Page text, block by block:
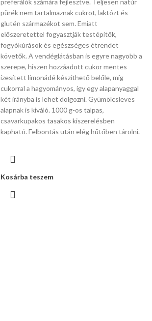
preferálók számára fejlesztve. Teljesen natúr
pürék nem tartalmaznak cukrot, laktózt és
glutén származékot sem. Emiatt
előszeretettel fogyasztják testépítők,
fogyókúrások és egészséges étrendet
követők. A vendéglátásban is egyre nagyobb a
szerepe, hiszen hozzáadott cukor mentes
ízesített limonádé készíthető belőle, míg
cukorral a hagyományos, így egy alapanyaggal
két irányba is lehet dolgozni. Gyümölcsleves
alapnak is kiváló. 1000 g-os talpas,
csavarkupakos tasakos kiszerelésben
kapható. Felbontás után elég hűtőben tárolni.
Kosárba teszem